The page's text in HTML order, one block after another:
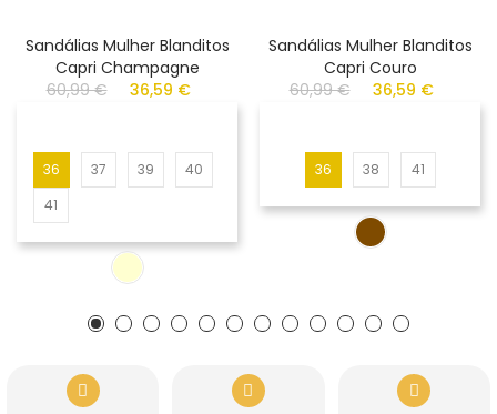
Sandálias Mulher Blanditos
Capri Champagne
60,99 €
36,59 €
36 37 39
40
41
Sandálias Mulher Blanditos
Capri Couro
60,99 €
36,59 €
36 38 41